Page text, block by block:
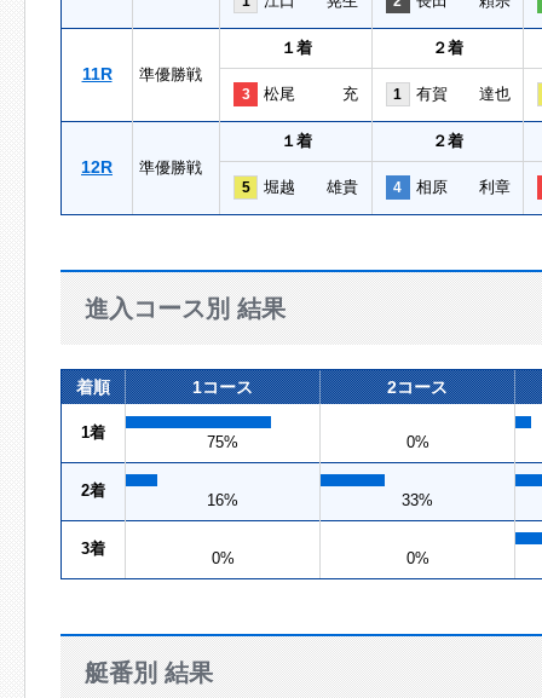
11R 準優勝戦
１着 ２着
3 松尾 充 1 有賀 達也
12R 準優勝戦
１着 ２着
5 堀越 雄貴 4 相原 利章
進入コース別 結果
着順 1コース 2コース
1着
75% 0%
2着
16% 33%
3着
0% 0%
艇番別 結果